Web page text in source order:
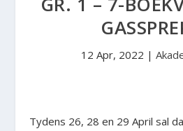
12 Apr, 2022 |
Tydens 26, 28 en 29 April sal